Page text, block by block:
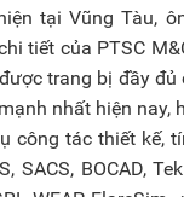
tại Vũng Tàu,
tiết của PTSC
trang bị đầy
nhất hiện nay,
công tác thiết kế,
BOCAD,